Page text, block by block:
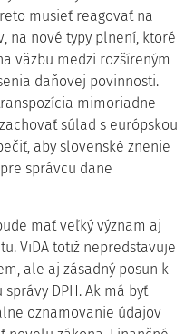
musieť reagovať na
na nové typy plnení, ktoré
väzbu medzi rozšíreným
daňovej povinnosti.
mimoriadne
súlad s európskou
aby slovenské znenie
správcu dane
mať veľký význam aj
ViDA totiž nepredstavuje
ale aj zásadný posun k
DPH. Ak má byť
oznamovanie údajov